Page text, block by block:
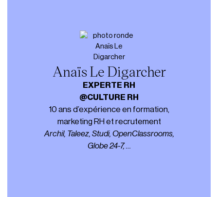
Anaïs Le Digarcher
EXPERTE RH
@CULTURE RH
10 ans d’expérience en formation,
marketing RH et recrutement
Archil, Taleez, Studi, OpenClassrooms,
Globe 24-7, …